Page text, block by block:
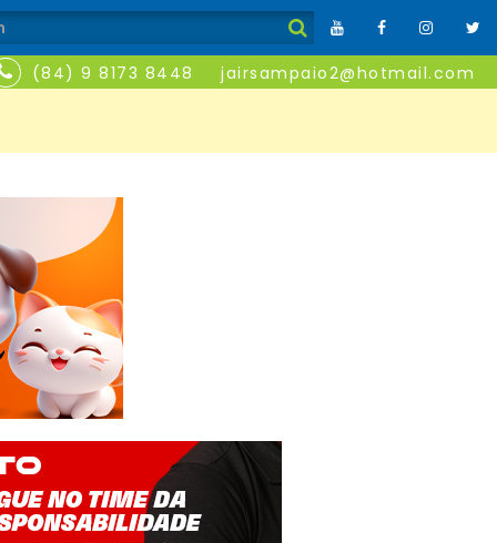
(84) 9 8173 8448 jairsampaio2@hotmail.com